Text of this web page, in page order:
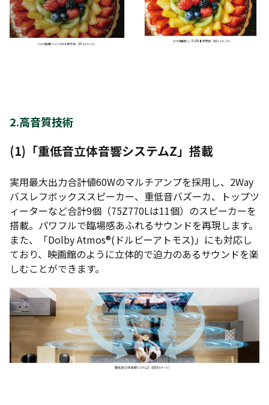
2.高音質技術
(1) 「重低音立体音響システムZ」搭載
実用最大出力合計値60Wのマルチアンプを採用し、2Way
バスレフボックススピーカー、重低音バズーカ、トップツ
ィーターなど合計9個（75Z770Lは11個）のスピーカーを
搭載。パワフルで臨場感あふれるサウンドを再現します。
また、「Dolby Atmos®(ドルビーアトモス)」にも対応し
ており、映画館のように立体的で迫力のあるサウンドを楽
しむことができます。